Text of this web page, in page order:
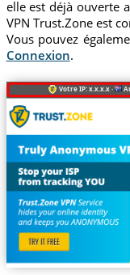
elle est déjà ouverte
VPN Trust.Zone est
Vous pouvez
Connexion.
Votre IP: x.x.x.x ·